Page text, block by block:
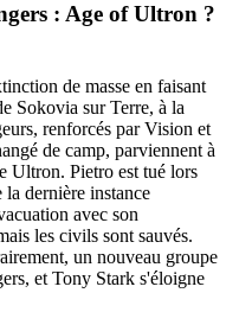
: Age of Ultron ?
de masse en faisant
Sokovia sur Terre, à la
renforcés par Vision et
de camp, parviennent à
Ultron. Pietro est tué lors
dernière instance
avec son
les civils sont sauvés.
un nouveau groupe
et Tony Stark s'éloigne